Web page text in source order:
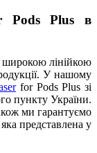
Pods Plus в
широкою лінійкою
У нашому
for Pods Plus зі
пункту України.
ми гарантуємо
яка представлена у